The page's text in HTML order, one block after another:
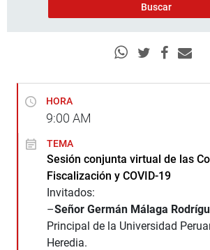
HORA
9:00 AM
TEMA
Sesión conjunta virtual de las
Fiscalización y COVID-19
Invitados:
–Señor Germán Málaga
Principal de la Universidad
Heredia.